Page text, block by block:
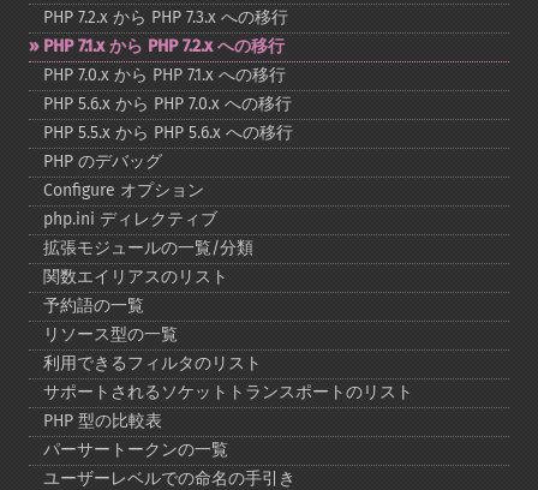
PHP 7.2.x から PHP 7.3.x への移行
PHP 7.1.x から PHP 7.2.x への移行
PHP 7.0.x から PHP 7.1.x への移行
PHP 5.6.x から PHP 7.0.x への移行
PHP 5.5.x から PHP 5.6.x への移行
PHP のデバッグ
Configure オプション
php.ini ディレクティブ
拡張モジュールの一覧/分類
関数エイリアスのリスト
予約語の一覧
リソース型の一覧
利用できるフィルタのリスト
サポートされるソケットトランスポートのリスト
PHP 型の比較表
パーサートークンの一覧
ユーザーレベルでの命名の手引き